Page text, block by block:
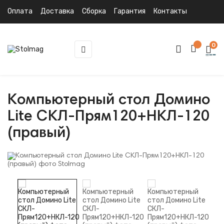
Оплата Доставка Сборка Гарантия Контакты
Toggle
navigation
☰ 0
Компьютерный стол Домино
Lite СКЛ-Прям120+НКЛ-120
(правый)